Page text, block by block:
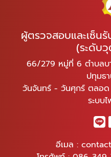
ผู้ตรวจสอบและเซ็นรั
(ระดับ
66/279 หมู่ที่ 6 ตำบลบ
ปทุมธ
วันจันทร์ - วันศุกร์ ตลอ
ระบบ
อีเมล :